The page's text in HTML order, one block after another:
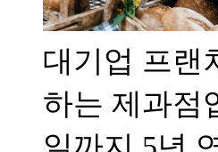
대기업 프랜
하는 제과점